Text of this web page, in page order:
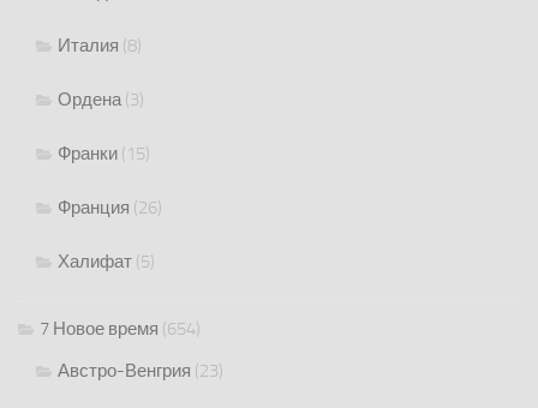
Италия (8)
Ордена(3)
Франки (15)
Франция (26)
Халифат (5)
7 Новое время (654)
Австро-Венгрия (23)